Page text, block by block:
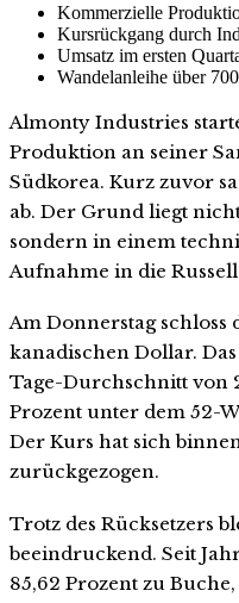
Kommerzielle
Kursrückgang durch
Umsatz im ersten
Wandelanleihe über
Almonty Industries
Produktion an seiner
Südkorea. Kurz zuvor
ab. Der Grund liegt
sondern in einem
Aufnahme in die
Am Donnerstag schloss
kanadischen Dollar.
Tage-Durchschnitt von
Prozent unter dem 52-
Der Kurs hat sich
zurückgezogen.
Trotz des Rücksetzers
beeindruckend. Seit
85,62 Prozent zu